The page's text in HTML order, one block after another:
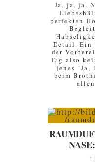
Ja, ja, ja.
perfekten
Detail.
der
Tag also
jenes
beim